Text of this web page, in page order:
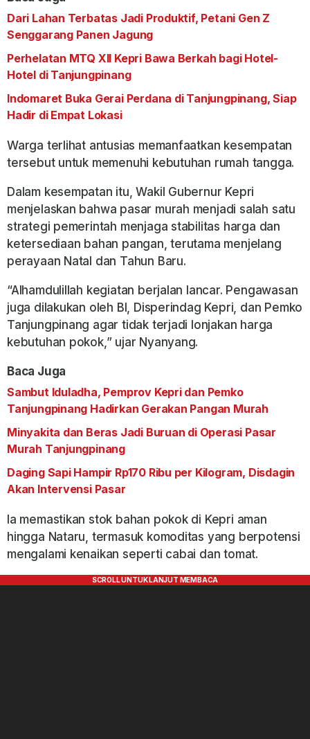
Dari Lahan Terbatas Jadi Produktif, Petani Gen Z
Senggarang Panen Jagung
Perhelatan MTQ XII Kepri Bawa Berkah bagi Hotel-
Hotel di Tanjungpinang
Indomaret Buka Gerai Perdana di Tanjungpinang, Siap
Hadir di Empat Lokasi
Warga terlihat antusias memanfaatkan kesempatan
tersebut untuk memenuhi kebutuhan rumah tangga.
Dalam kesempatan itu, Wakil Gubernur Kepri
menjelaskan bahwa pasar murah menjadi salah satu
strategi pemerintah menjaga stabilitas harga dan
ketersediaan bahan pangan, terutama menjelang
perayaan Natal dan Tahun Baru.
“Alhamdulillah kegiatan berjalan lancar. Pengawasan
juga dilakukan oleh BI, Disperindag Kepri, dan Pemko
Tanjungpinang agar tidak terjadi lonjakan harga
kebutuhan pokok,” ujar Nyanyang.
Baca Juga
Sambut Iduladha, Pemprov Kepri dan Pemko
Tanjungpinang Hadirkan Gerakan Pangan Murah
Minyakita dan Beras Jadi Buruan di Operasi Pasar
Murah Tanjungpinang
Daging Sapi Hampir Rp170 Ribu per Kilogram, Disdagin
Akan Intervensi Pasar
Ia memastikan stok bahan pokok di Kepri aman
hingga Nataru, termasuk komoditas yang berpotensi
mengalami kenaikan seperti cabai dan tomat.